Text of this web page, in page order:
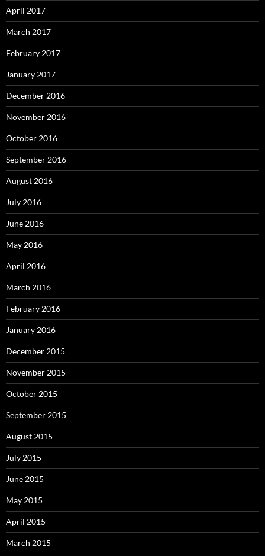
April 2017
March 2017
February 2017
January 2017
December 2016
November 2016
October 2016
September 2016
August 2016
July 2016
June 2016
May 2016
April 2016
March 2016
February 2016
January 2016
December 2015
November 2015
October 2015
September 2015
August 2015
July 2015
June 2015
May 2015
April 2015
March 2015